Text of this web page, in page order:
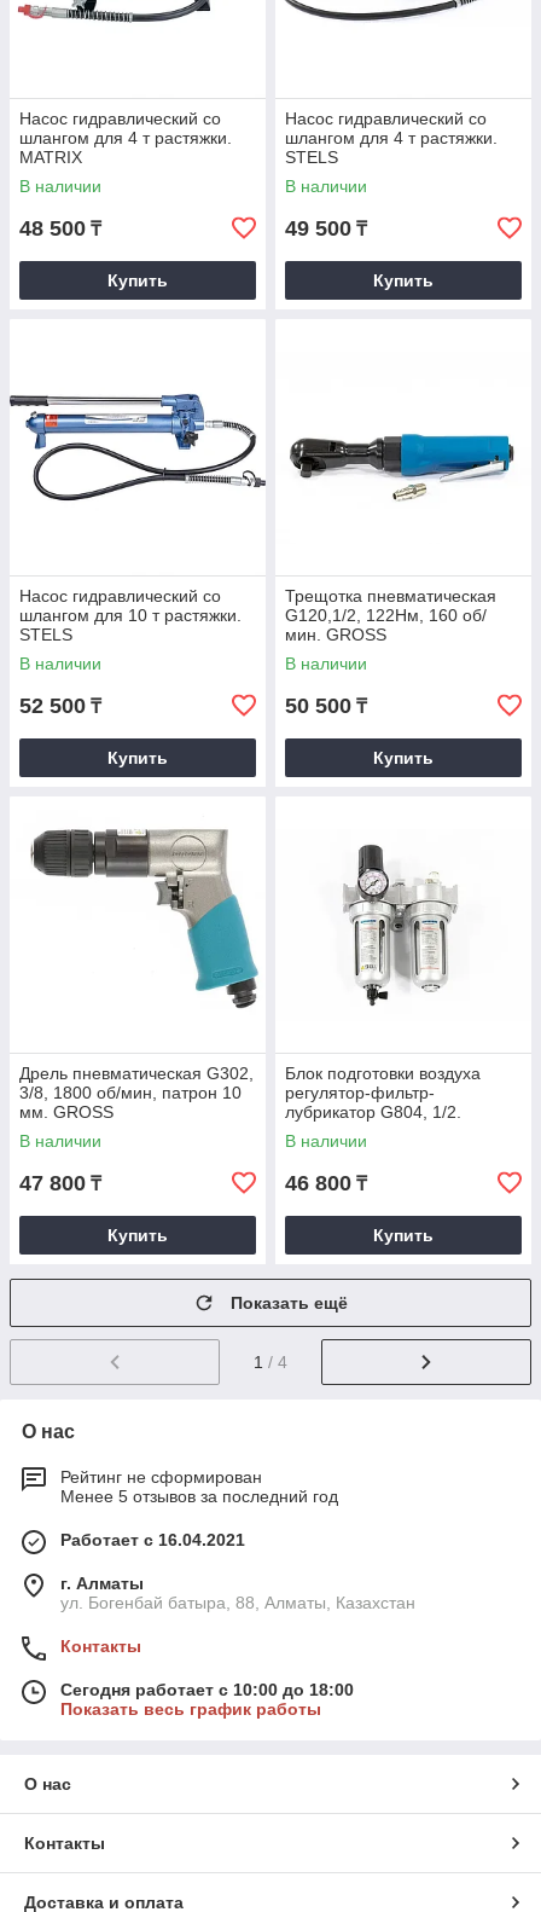
Насос гидравлический со
шлангом для 4 т растяжки.
MATRIX
В наличии
48 500 ₸
Купить
Насос гидравлический со
шлангом для 4 т растяжки.
STELS
В наличии
49 500 ₸
Купить
Насос гидравлический со
шлангом для 10 т растяжки.
STELS
В наличии
52 500 ₸
Купить
Трещотка пневматическая
G120,1/2, 122Нм, 160 об/
мин. GROSS
В наличии
50 500 ₸
Купить
Дрель пневматическая G302,
3/8, 1800 об/мин, патрон 10
мм. GROSS
В наличии
47 800 ₸
Купить
Блок подготовки воздуха
регулятор-фильтр-
лубрикатор G804, 1/2.
GROSS
В наличии
46 800 ₸
Купить
Показать ещё
1 / 4
О нас
Рейтинг не сформирован
Менее 5 отзывов за последний год
Работает с 16.04.2021
г. Алматы
ул. Богенбай батыра, 88, Алматы, Казахстан
Контакты
Сегодня работает с 10:00 до 18:00
Показать весь график работы
О нас
Контакты
Доставка и оплата